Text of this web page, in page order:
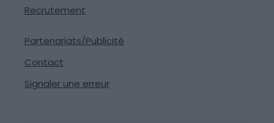
Recrutement
Partenariats/Publicité
Contact
Signaler une erreur